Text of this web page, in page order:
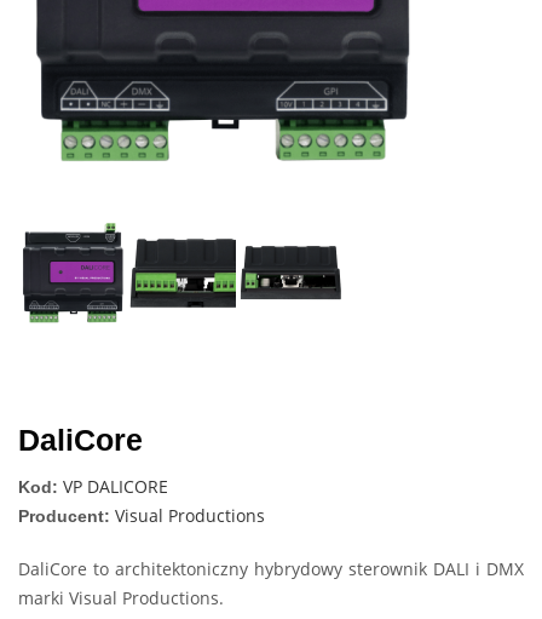
DaliCore
Kod: VP DALICORE
Producent: Visual Productions
DaliCore to architektoniczny hybrydowy sterownik DALI i DMX
marki Visual Productions.